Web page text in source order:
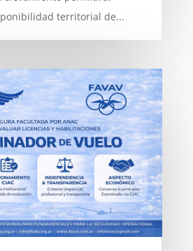
territorial de...